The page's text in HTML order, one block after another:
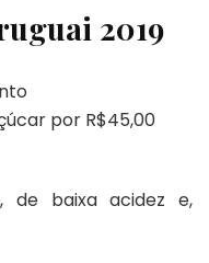
2019
por R$45,00
de baixa acidez e,